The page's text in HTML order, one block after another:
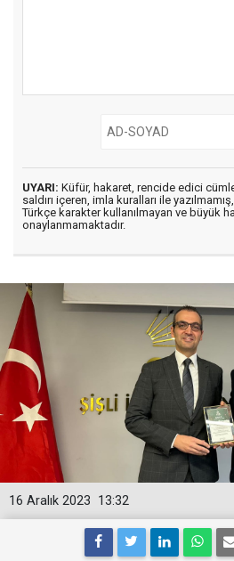
UYARI: Küfür, hakaret, rencide edici
saldırı içeren, imla kuralları ile yazılmamış,
Türkçe karakter kullanılmayan ve büyük
onaylanmamaktadır.
13:32
16 Aralık 2023